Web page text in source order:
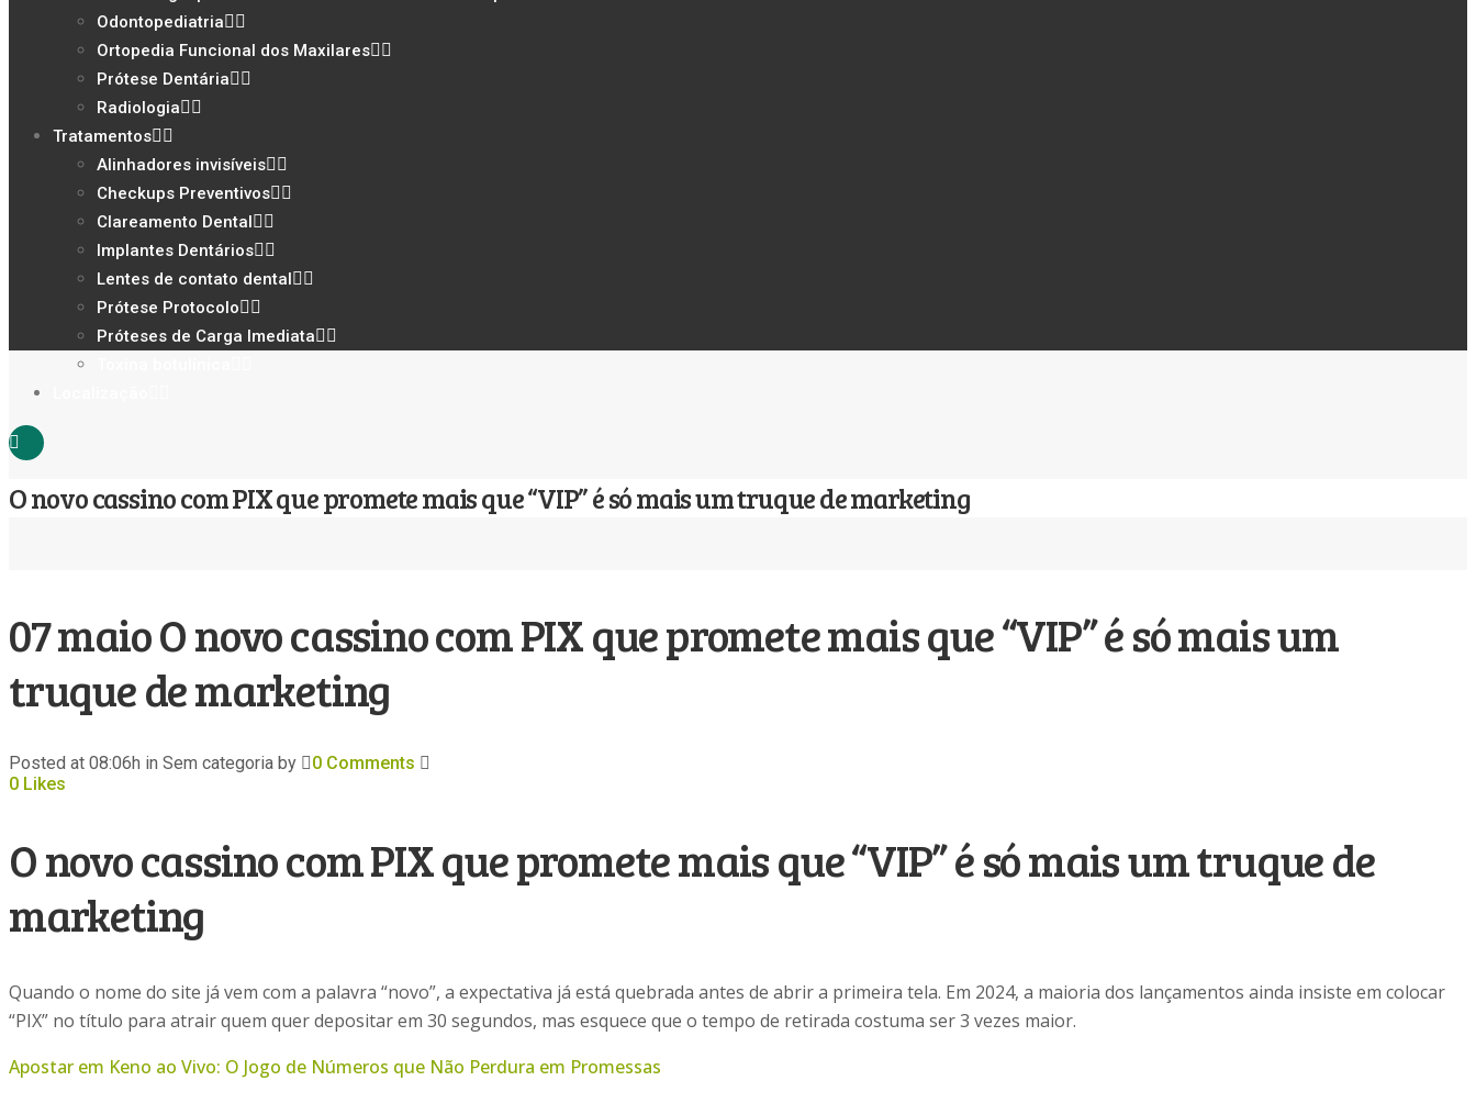
Odontopediatria
Ortopedia Funcional dos Maxilares
Prótese Dentária
Radiologia
Tratamentos
Alinhadores invisíveis
Checkups Preventivos
Clareamento Dental
Implantes Dentários
Lentes de contato dental
Prótese Protocolo
Próteses de Carga Imediata
O novo cassino com PIX que promete mais que “VIP” é só mais um truque de marketing
07 maioO novo cassino com PIX que promete mais que “VIP” é só mais um
truque de marketing
Posted at 08:06h in Sem categoria by
0 Comments
0 Likes
O novo cassino com PIX que promete mais que “VIP” é só mais um truque de
marketing
Quando o nome do site já vem com a palavra “novo”, a expectativa já está quebrada antes de abrir a primeira tela. Em 2024, a maioria dos lançamentos ainda insiste em colocar
“PIX” no título para atrair quem quer depositar em 30 segundos, mas esquece que o tempo de retirada costuma ser 3 vezes maior.
Apostar em Keno ao Vivo: O Jogo de Números que Não Perdura em Promessas